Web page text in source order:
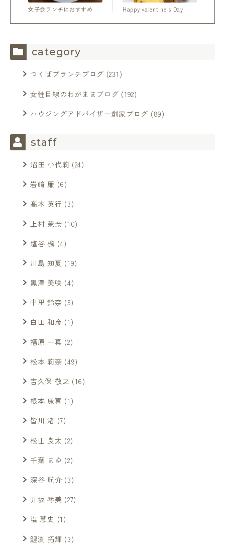
女子会ランチにおすすめ Happy valentine's Day
category
つくばブランチブログ (231)
女性目線のわがままブログ (192)
ハウジングアドバイザー創家ブログ (89)
staff
沼田 小代莉 (24)
岩﨑 廉 (6)
髙木 英行 (3)
上村 茉奈 (10)
塩谷 楓 (4)
川島 知夏 (19)
黒澤 美咲 (4)
中里 鈴奈 (5)
白田 和彦 (1)
福原 一真 (2)
松本 莉奈 (49)
吉久保 敬之 (16)
根本 康喜 (1)
皆川 渚 (7)
松山 良太 (2)
千葉 まゆ (2)
深谷 航介 (3)
井坂 琴美 (27)
塩 慧史 (1)
鯉渕 拓輝 (3)